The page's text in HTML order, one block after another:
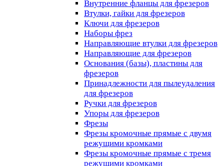
Внутренние фланцы для фрезеров
Втулки, гайки для фрезеров
Ключи для фрезеров
Наборы фрез
Направляющие втулки для фрезеров
Направляющие для фрезеров
Основания (базы), пластины для
фрезеров
Принадлежности для пылеудаления
для фрезеров
Ручки для фрезеров
Упоры для фрезеров
Фрезы
Фрезы кромочные прямые с двумя
режущими кромками
Фрезы кромочные прямые с тремя
режущими кромками